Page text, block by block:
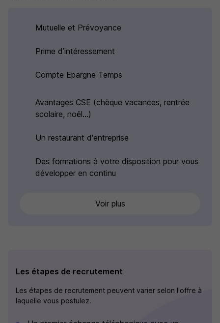
Mutuelle et Prévoyance
Prime d’intéressement
Compte Epargne Temps
Avantages CSE (chèque vacances, rentrée
scolaire, noël…)
Un restaurant d'entreprise
Des formations à votre disposition pour vous
développer en continu
Voir plus
Les étapes de recrutement
Les étapes de recrutement peuvent varier selon l'offre à
laquelle vous postulez.